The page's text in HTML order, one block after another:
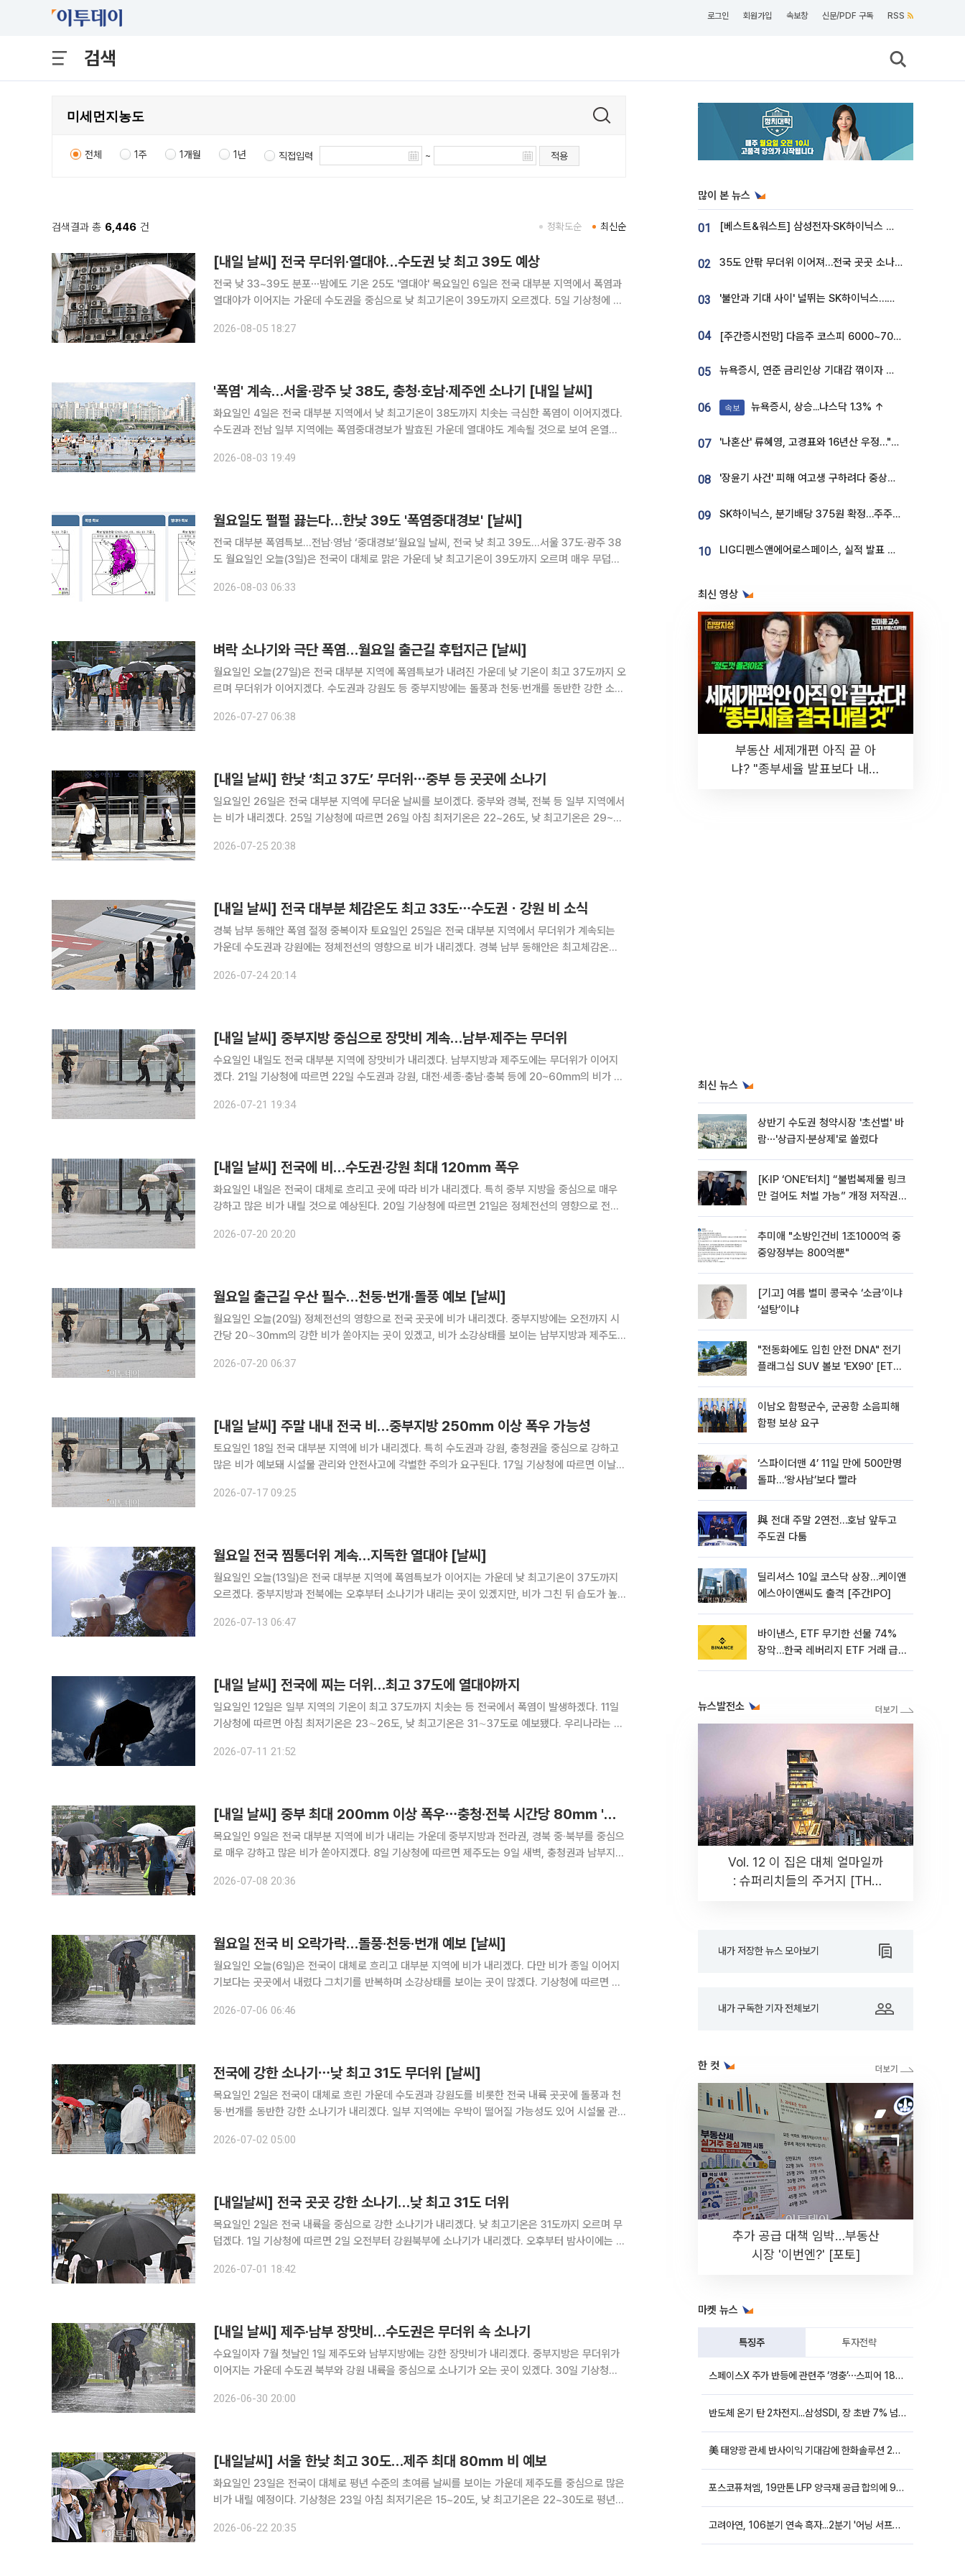
로그인 회원가입 속보창 신문/PDF 구독 RSS
검색
전체 1주 1개월 1년 직접입력 ~ 적용
검색결과 총 6,446 건 최신순
정확도순
[내일 날씨] 전국 무더위·열대야…수도권 낮 최고 39도 예상
전국 낮 33~39도 분포⋯밤에도 기온 25도 '열대야' 목요일인 6일은 전국 대부분 지역에서 폭염과
열대야가 이어지는 가운데 수도권을 중심으로 낮 최고기온이 39도까지 오르겠다. 5일 기상청에 따
으로 올라 극단적인 더위가 예상된다. 밤사이 기온이 25도
2026-08-05 18:27
'폭염' 계속…서울·광주 낮 38도, 충청·호남·제주엔 소나기 [내일 날씨]
화요일인 4일은 전국 대부분 지역에서 낮 최고기온이 38도까지 치솟는 극심한 폭염이 이어지겠다.
수도권과 전남 일부 지역에는 폭염중대경보가 발효된 가운데 열대야도 계속될 것으로 보여 온열질
기온은 30~38도로 평년보다 높은 수준을 보이겠다. 전국 대부분
2026-08-03 19:49
월요일도 펄펄 끓는다…한낮 39도 '폭염중대경보' [날씨]
전국 대부분 폭염특보…전남·영남 ‘중대경보’월요일 날씨, 전국 낮 최고 39도…서울 37도·광주 38
도 월요일인 오늘(3일)은 전국이 대체로 맑은 가운데 낮 최고기온이 39도까지 오르며 매우 무덥겠
히기는 어렵겠다. 기상청에 따르면 이날 전국의 낮 최고
2026-08-03 06:33
벼락 소나기와 극단 폭염…월요일 출근길 후텁지근 [날씨]
월요일인 오늘(27일)은 전국 대부분 지역에 폭염특보가 내려진 가운데 낮 기온이 최고 37도까지 오
르며 무더위가 이어지겠다. 수도권과 강원도 등 중부지방에는 돌풍과 천둥·번개를 동반한 강한 소나
2026-07-27 06:38
[내일 날씨] 한낮 ‘최고 37도’ 무더위⋯중부 등 곳곳에 소나기
일요일인 26일은 전국 대부분 지역에 무더운 날씨를 보이겠다. 중부와 경북, 전북 등 일부 지역에서
는 비가 내리겠다. 25일 기상청에 따르면 26일 아침 최저기온은 22~26도, 낮 최고기온은 29~37
△대전 33도 △전주 33도 △광주 34도 △대구
2026-07-25 20:38
[내일 날씨] 전국 대부분 체감온도 최고 33도⋯수도권ㆍ강원 비 소식
경북 남부 동해안 폭염 절정 중복이자 토요일인 25일은 전국 대부분 지역에서 무더위가 계속되는
가운데 수도권과 강원에는 정체전선의 영향으로 비가 내리겠다. 경북 남부 동해안은 최고체감온도
강원도는 정체전선의 영향을 받는 반면 충청권과 남부지방, 제주도는
2026-07-24 20:14
[내일 날씨] 중부지방 중심으로 장맛비 계속…남부·제주는 무더위
수요일인 내일도 전국 대부분 지역에 장맛비가 내리겠다. 남부지방과 제주도에는 무더위가 이어지
겠다. 21일 기상청에 따르면 22일 수도권과 강원, 대전·세종·충남·충북 등에 20~60㎜의 비가 내
2026-07-21 19:34
[내일 날씨] 전국에 비…수도권·강원 최대 120㎜ 폭우
화요일인 내일은 전국이 대체로 흐리고 곳에 따라 비가 내리겠다. 특히 중부 지방을 중심으로 매우
강하고 많은 비가 내릴 것으로 예상된다. 20일 기상청에 따르면 21일은 정체전선의 영향으로 전국
과 천둥·번개를 동반할 것으로 보인다. 남부 지방은 22일까지
2026-07-20 20:20
월요일 출근길 우산 필수…천둥·번개·돌풍 예보 [날씨]
월요일인 오늘(20일) 정체전선의 영향으로 전국 곳곳에 비가 내리겠다. 중부지방에는 오전까지 시
간당 20∼30㎜의 강한 비가 쏟아지는 곳이 있겠고, 비가 소강상태를 보이는 남부지방과 제주도
남북으로 오르내리는 정체전선 장마의 영향으로 22일까지 전국에 비가
2026-07-20 06:37
[내일 날씨] 주말 내내 전국 비…중부지방 250㎜ 이상 폭우 가능성
토요일인 18일 전국 대부분 지역에 비가 내리겠다. 특히 수도권과 강원, 충청권을 중심으로 강하고
많은 비가 예보돼 시설물 관리와 안전사고에 각별한 주의가 요구된다. 17일 기상청에 따르면 이날
중·남부 내륙·산지에는 250㎜ 이상 쏟아지는 곳도 있겠다.
2026-07-17 09:25
월요일 전국 찜통더위 계속…지독한 열대야 [날씨]
월요일인 오늘(13일)은 전국 대부분 지역에 폭염특보가 이어지는 가운데 낮 최고기온이 37도까지
오르겠다. 중부지방과 전북에는 오후부터 소나기가 내리는 곳이 있겠지만, 비가 그친 뒤 습도가 높
도 안팎까지 오르겠다. 중부지방과 전북, 경북권에서는 최고체감온도가
2026-07-13 06:47
[내일 날씨] 전국에 찌는 더위…최고 37도에 열대야까지
일요일인 12일은 일부 지역의 기온이 최고 37도까지 치솟는 등 전국에서 폭염이 발생하겠다. 11일
기상청에 따르면 아침 최저기온은 23∼26도, 낮 최고기온은 31∼37도로 예보됐다. 우리나라는 북
어지고, 밤에도 기온이 25도 이상으로 유지되는 열대야가
2026-07-11 21:52
[내일 날씨] 중부 최대 200㎜ 이상 폭우⋯충청·전북 시간당 80㎜ '물폭탄'
목요일인 9일은 전국 대부분 지역에 비가 내리는 가운데 중부지방과 전라권, 경북 중·북부를 중심으
로 매우 강하고 많은 비가 쏟아지겠다. 8일 기상청에 따르면 제주도는 9일 새벽, 충청권과 남부지방
상 강수량은 서울·인천·경기 50~100㎜(많은 곳 150㎜
2026-07-08 20:36
월요일 전국 비 오락가락…돌풍·천둥·번개 예보 [날씨]
월요일인 오늘(6일)은 전국이 대체로 흐리고 대부분 지역에 비가 내리겠다. 다만 비가 종일 이어지
기보다는 곳곳에서 내렸다 그치기를 반복하며 소강상태를 보이는 곳이 많겠다. 기상청에 따르면 이
과 제주도는 제주도 부근 해상에 위치한 장마 정체전선의 영향을 받겠다
2026-07-06 06:46
전국에 강한 소나기⋯낮 최고 31도 무더위 [날씨]
목요일인 2일은 전국이 대체로 흐린 가운데 수도권과 강원도를 비롯한 전국 내륙 곳곳에 돌풍과 천
둥·번개를 동반한 강한 소나기가 내리겠다. 일부 지역에는 우박이 떨어질 가능성도 있어 시설물 관
사이 수도권과 강원도, 충청권 내륙, 전북동부, 경북권 내륙, 경남북서
2026-07-02 05:00
[내일날씨] 전국 곳곳 강한 소나기…낮 최고 31도 더위
목요일인 2일은 전국 내륙을 중심으로 강한 소나기가 내리겠다. 낮 최고기온은 31도까지 오르며 무
덥겠다. 1일 기상청에 따르면 2일 오전부터 강원북부에 소나기가 내리겠다. 오후부터 밤사이에는 수
수량은 서울·인천·경기 5~60㎜, 강원내륙·산지 5~60㎜,
2026-07-01 18:42
[내일 날씨] 제주·남부 장맛비…수도권은 무더위 속 소나기
수요일이자 7월 첫날인 1일 제주도와 남부지방에는 강한 장맛비가 내리겠다. 중부지방은 무더위가
이어지는 가운데 수도권 북부와 강원 내륙을 중심으로 소나기가 오는 곳이 있겠다. 30일 기상청에
부근 해상에 위치한 정체전선상에서 발달한 저기압의 영향을 받겠다.
2026-06-30 20:00
[내일날씨] 서울 한낮 최고 30도…제주 최대 80㎜ 비 예보
화요일인 23일은 전국이 대체로 평년 수준의 초여름 날씨를 보이는 가운데 제주도를 중심으로 많은
비가 내릴 예정이다. 기상청은 23일 아침 최저기온은 15~20도, 낮 최고기온은 22~30도로 평년과
천 17도 △강릉 17도 △대전 18도 △대구 18도
2026-06-22 20:35
많이 본 뉴스
01 [베스트&워스트] 삼성전자·SK하이닉스 밀린 한 주…상상인증권은 85% 급등
02 35도 안팎 무더위 이어져…전국 곳곳 소나기 [오늘 날씨]
03 '불안과 기대 사이' 널뛰는 SK하이닉스…증권가 "HBM4·LTA 기반 펀터멘털 견고"
04 [주간증시전망] 다음주 코스피 6000~7000⋯“外人 수급은 정책이 변수”
05 뉴욕증시, 연준 금리인상 기대감 꺾이자 상승...S&P500 사상 최고치 [종합]
06 속보 뉴욕증시, 상승...나스닥 1.3% ↑
07 '나혼산' 류혜영, 고경표와 16년산 우정…"자취방서 부모님과 마주쳐"
08 '장윤기 사건' 피해 여고생 구하려다 중상…고교생 의상자 지정
09 SK하이닉스, 분기배당 375원 확정…주주환원책 9월로 앞당겨 발표
10 LIG디펜스앤에어로스페이스, 실적 발표 후 급락→반등⋯증권가 “28년까지 튼튼”
최신 영상
부동산 세제개편 아직 끝 아
냐? "종부세율 발표보다 내릴
최신 뉴스
상반기 수도권 청약시장 '초선별' 바
람⋯'상급지·분상제'로 쏠렸다
[K·IP ‘ONE’터치] “불법복제물 링크
만 걸어도 처벌 가능” 개정 저작권
추미애 "소방인건비 1조1000억 중
중앙정부는 800억뿐"
[기고] 여름 별미 콩국수 ‘소금’이냐
‘설탕’이냐
"전동화에도 입힌 안전 DNA" 전기
플래그십 SUV 볼보 'EX90' [ET의
이남오 함평군수, 군공항 소음피해
함평 보상 요구
‘스파이더맨 4’ 11일 만에 500만명
돌파…‘왕사남’보다 빨라
與 전대 주말 2연전…호남 앞두고
주도권 다툼
딜리셔스 10일 코스닥 상장…케이앤
에스아이앤씨도 출격 [주간IPO]
바이낸스, ETF 무기한 선물 74%
장악…한국 레버리지 ETF 거래 급
뉴스발전소
Vol. 12 이 집은 대체 얼마일까
: 슈퍼리치들의 주거지 [THE
내가 저장한 뉴스 모아보기
내가 구독한 기자 전체보기
한 컷
추가 공급 대책 임박…부동산
시장 '이번엔?' [포토]
마켓 뉴스
특징주 투자전략
스페이스X 주가 반등에 관련주 ‘껑충’⋯스피어 18%ㆍ에이치브이엠 12%↑
반도체 온기 탄 2차전지...삼성SDI, 장 초반 7% 넘게 껑충
美 태양광 관세 반사이익 기대감에 한화솔루션 20%대·OCI홀딩스 14%대 급등
포스코퓨처엠, 19만톤 LFP 양극재 공급 합의에 9%대 강세
고려아연, 106분기 연속 흑자...2분기 '어닝 서프라이즈'에 장 초반 12%대 강세